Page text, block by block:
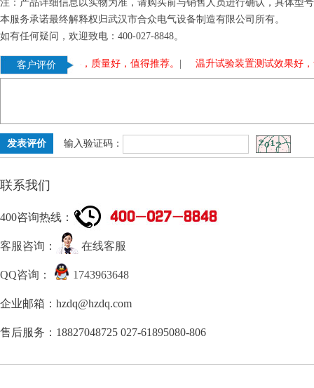
注：产品详细信息以实物为准，请购买前与销售人员进行确认，具体型
本服务承诺最终解释权归武汉市合众电气设备制造有限公司所有。
如有任何疑问，欢迎致电：400-027-8848。
客户评价 |
器，使用多年，质量好，值得推荐。 温升试验装置测试效果好，
输入验证码：
联系我们
400咨询热线：
客服咨询： 在线客服
QQ咨询： 1743963648
企业邮箱：hzdq@hzdq.com
售后服务：18827048725 027-61895080-806